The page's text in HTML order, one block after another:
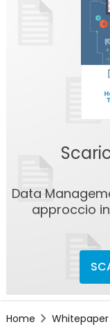
Data
approccio
Home Whitepaper